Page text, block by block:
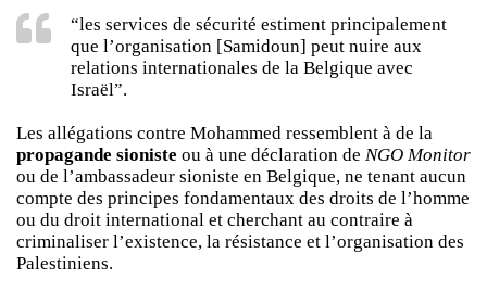
“les services de sécurité estiment principalement
que l’organisation [Samidoun] peut nuire aux
relations internationales de la Belgique avec
Israël”.
Les allégations contre Mohammed ressemblent à de la
propagande sioniste ou à une déclaration de NGO Monitor
ou de l’ambassadeur sioniste en Belgique, ne tenant aucun
compte des principes fondamentaux des droits de l’homme
ou du droit international et cherchant au contraire à
criminaliser l’existence, la résistance et l’organisation des
Palestiniens.